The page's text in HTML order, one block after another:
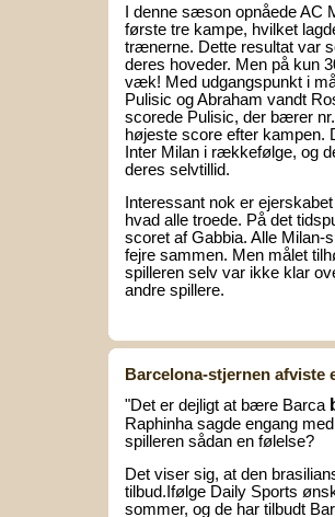
I denne sæson opnåede AC
første tre kampe, hvilket
trænerne. Dette resultat var
deres hoveder. Men på kun
væk! Med udgangspunkt i
Pulisic og Abraham vandt
scorede Pulisic, der bærer
højeste score efter
Inter Milan i rækkefølge, og
deres selvtillid.
Interessant nok er
hvad alle troede. På det
scoret af Gabbia. Alle Milan-
fejre sammen. Men målet
spilleren selv var ikke klar
andre spillere.
Barcelona-stjernen afviste
"Det er dejligt at bære Barca
Raphinha sagde engang
spilleren sådan en følelse?
Det viser sig, at den
tilbud.Ifølge Daily Sports
sommer, og de har tilbudt